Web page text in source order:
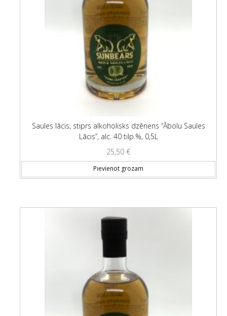
Saules lācis, stiprs alkoholisks dzēriens “Ābolu Saules
Lācis”, alc. 40 tilp.%, 0,5L
25,50 €
Pievienot grozam